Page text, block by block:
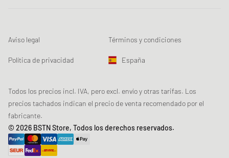
Loyalty Program
Seguridad del producto
Registro para el boletín de noticias
Rastreo de los datos
Chronicles
Sustainability
Descuento estudiante: Studentbeans
Descuento estudiante: EDiU
Aviso legal Términos y condiciones
Política de privacidad España
Todos los precios incl. IVA, pero excl. envío y otras tarifas. Los
precios tachados indican el precio de venta recomendado por el
fabricante.
© 2026 BSTN Store, Todos los derechos reservados.